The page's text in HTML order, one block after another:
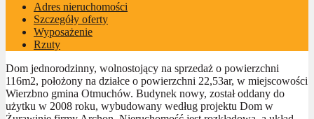
Adres nieruchomości
Szczegóły oferty
Wyposażenie
Rzuty
Dom jednorodzinny, wolnostojący na sprzedaż o powierzchni
116m2, położony na działce o powierzchni 22,53ar, w miejscowości
Wierzbno gmina Otmuchów. Budynek nowy, został oddany do
użytku w 2008 roku, wybudowany według projektu Dom w